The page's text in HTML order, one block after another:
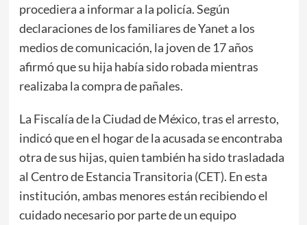
procediera a informar a la policía. Según
declaraciones de los familiares de Yanet a los
medios de comunicación, la joven de 17 años
afirmó que su hija había sido robada mientras
realizaba la compra de pañales.
La Fiscalía de la Ciudad de México, tras el arresto,
indicó que en el hogar de la acusada se encontraba
otra de sus hijas, quien también ha sido trasladada
al Centro de Estancia Transitoria (CET). En esta
institución, ambas menores están recibiendo el
cuidado necesario por parte de un equipo